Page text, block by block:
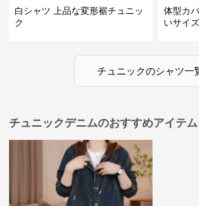
白シャツ 上品な変形裾チュニッ
ク
体型カ
いサイ
チュニックのシャツ一
チュニックデニムのおすすめアイテム